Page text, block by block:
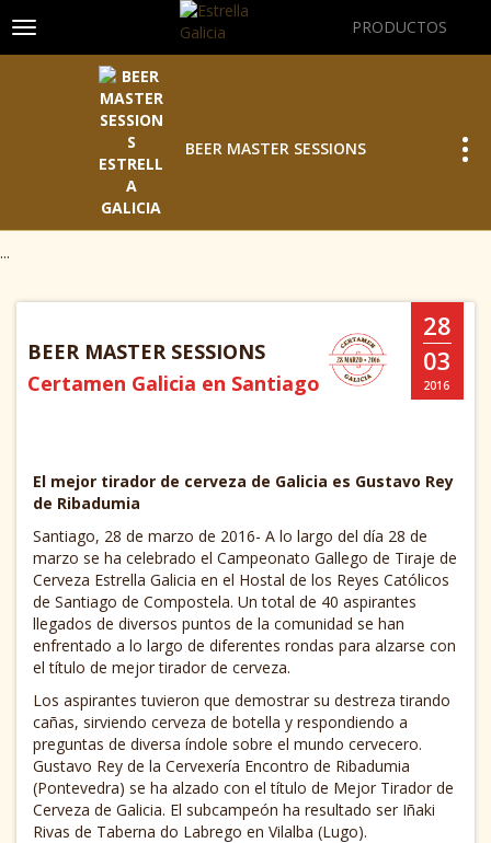
PRODUCTOS
Toggle navigation
BEER MASTER SESSIONS
...
28
03
2016
BEER MASTER SESSIONS
Certamen Galicia en Santiago
El mejor tirador de cerveza de Galicia es Gustavo Rey
de Ribadumia
Santiago, 28 de marzo de 2016- A lo largo del día 28 de
marzo se ha celebrado el Campeonato Gallego de Tiraje de
Cerveza Estrella Galicia en el Hostal de los Reyes Católicos
de Santiago de Compostela. Un total de 40 aspirantes
llegados de diversos puntos de la comunidad se han
enfrentado a lo largo de diferentes rondas para alzarse con
el título de mejor tirador de cerveza.
Los aspirantes tuvieron que demostrar su destreza tirando
cañas, sirviendo cerveza de botella y respondiendo a
preguntas de diversa índole sobre el mundo cervecero.
Gustavo Rey de la Cervexería Encontro de Ribadumia
(Pontevedra) se ha alzado con el título de Mejor Tirador de
Cerveza de Galicia. El subcampeón ha resultado ser Iñaki
Rivas de Taberna do Labrego en Vilalba (Lugo).